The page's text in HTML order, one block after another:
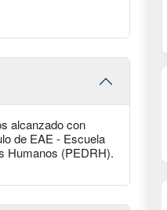
alcanzado con
de EAE - Escuela
Humanos (PEDRH).